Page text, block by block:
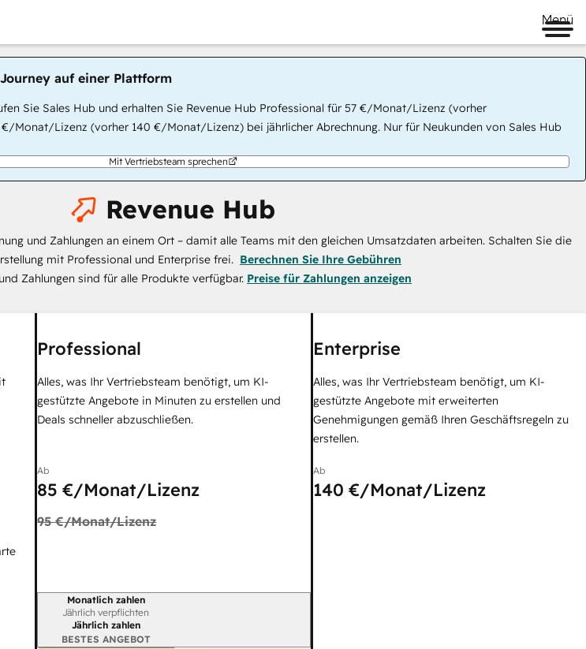
Menü
auf einer Plattform
Sie Sales Hub und erhalten Sie Revenue Hub Professional für 57 €/Monat/Lizenz (vorher
Monat/Lizenz (vorher 140 €/Monat/Lizenz) bei jährlicher Abrechnung. Nur für Neukunden von Sales Hub
Mit Vertriebsteam sprechen
Revenue Hub
und Zahlungen an einem Ort – damit alle Teams mit den gleichen Umsatzdaten arbeiten. Schalten Sie die
mit Professional und Enterprise frei. Berechnen Sie Ihre Gebühren
Zahlungen sind für alle Produkte verfügbar. Preise für Zahlungen anzeigen
Professional
Alles, was Ihr Vertriebsteam benötigt, um KI-
gestützte Angebote in Minuten zu erstellen und
Deals schneller abzuschließen.
Ab
85 €/Monat/Lizenz
95 €/Monat/Lizenz
Abrechnungszeitraum
Monatlich zahlen
Jährlich verpflichten
Jährlich zahlen
BESTES ANGEBOT
Enterprise
Alles, was Ihr Vertriebsteam benötigt, um KI-
gestützte Angebote mit erweiterten
Genehmigungen gemäß Ihren Geschäftsregeln zu
erstellen.
Ab
140 €/Monat/Lizenz